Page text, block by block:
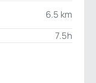
6.5 km
7.5h